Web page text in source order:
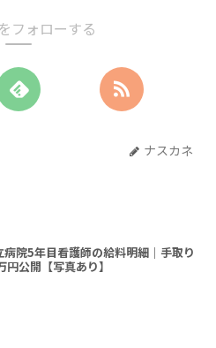
フォローする
ナスカネ
病院5年目看護師の給料明細｜手取り
円公開【写真あり】